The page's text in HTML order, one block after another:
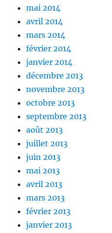
mai 2014
avril 2014
mars 2014
février 2014
janvier 2014
décembre 2013
novembre 2013
octobre 2013
septembre 2013
août 2013
juillet 2013
juin 2013
mai 2013
avril 2013
mars 2013
février 2013
janvier 2013